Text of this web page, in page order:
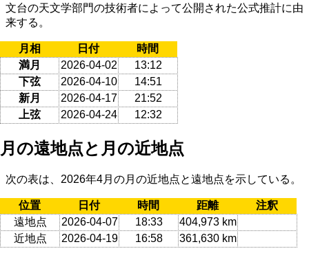
文台の天文学部門の技術者によって公開された公式推計に由
来する。
月相 日付
時間
満月
2026-04-02
13:12
下弦
2026-04-10
14:51
新月
2026-04-17
21:52
上弦
2026-04-24 12:32
月の遠地点と月の近地点
次の表は、2026年4月の月の近地点と遠地点を示している。
位置 日付 時間 距離
注釈
遠地点
2026-04-07 18:33
404,973 km
近地点
2026-04-19 16:58 361,630 km